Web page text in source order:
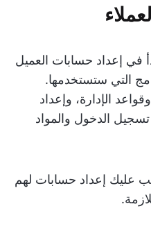
في إعداد حسابات العميل
التي ستستخدمها.
الإدارة، وإعداد
الدخول والمواد
عليك إعداد حسابات لهم